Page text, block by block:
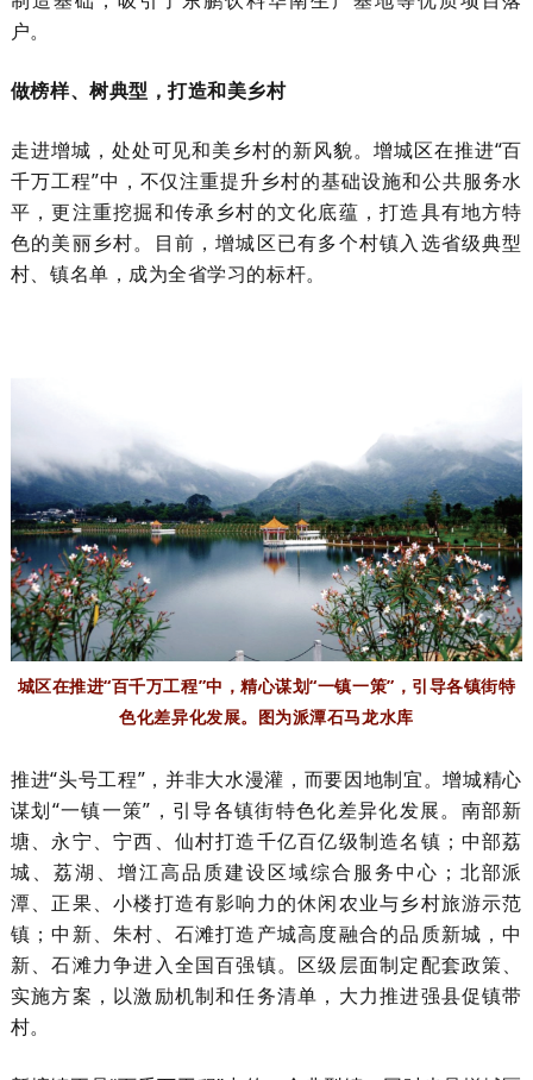
户。
做榜样、树典型，打造和美乡村
走进增城，处处可见和美乡村的新风貌。增城区在推进“百
千万工程”中，不仅注重提升乡村的基础设施和公共服务水
平，更注重挖掘和传承乡村的文化底蕴，打造具有地方特
色的美丽乡村。目前，增城区已有多个村镇入选省级典型
村、镇名单，成为全省学习的标杆。
城区在推进“百千万工程”中，精心谋划“一镇一策”，引导各镇街特
色化差异化发展。图为派潭石马龙水库
推进“头号工程”，并非大水漫灌，而要因地制宜。增城精心
谋划“一镇一策”，引导各镇街特色化差异化发展。南部新
塘、永宁、宁西、仙村打造千亿百亿级制造名镇；中部荔
城、荔湖、增江高品质建设区域综合服务中心；北部派
潭、正果、小楼打造有影响力的休闲农业与乡村旅游示范
镇；中新、朱村、石滩打造产城高度融合的品质新城，中
新、石滩力争进入全国百强镇。区级层面制定配套政策、
实施方案，以激励机制和任务清单，大力推进强县促镇带
村。